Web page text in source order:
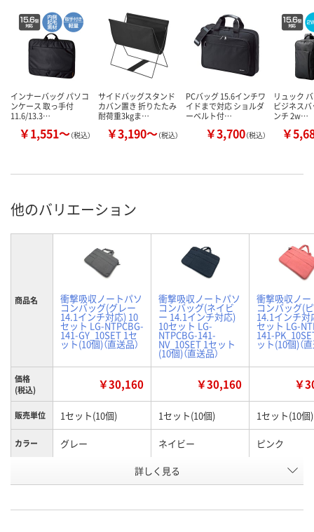
インナーバッグ パソコ
ンケース 取っ手付
11.6/13.3…
￥1,551～（税込）
サイドバッグスタンド
カバン置き 折りたたみ
耐荷重3kgま…
￥3,190～（税込）
PCバッグ 15.6インチワ
イドまで対応 ショルダ
ーベルト付…
￥3,700（税込）
リュック
ビジネス
ンチ 2w…
￥
他のバリエーション
商品名 衝撃吸収ノートパソ
コンバッグ(グレー
14.1インチ対応) 10
セット LG-NTPCBG-
141-GY_10SET 1セ
ット(10個)（直送品）
衝撃吸収ノートパソ
コンバッグ(ネイビ
ー 14.1インチ対応)
10セット LG-
NTPCBG-141-
NV_10SET 1セット
(10個)（直送品）
衝撃吸収ノー
コンバッグ(
14.1インチ対
セット LG-
141-
ット(10個)（直
価格
(税込)
￥30,160 ￥30,160 ￥
販売単位 1セット(10個) 1セット(10個) 1セット(10個)
カラー グレー ネイビー ピンク
KR57610 KR57612
詳しく見る